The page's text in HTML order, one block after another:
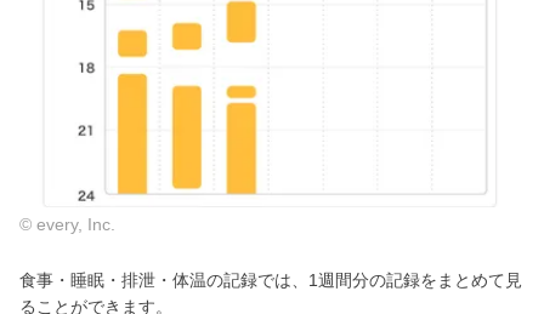
© every, Inc.
食事・睡眠・排泄・体温の記録では、1週間分の記録をまとめて見
ることができます。